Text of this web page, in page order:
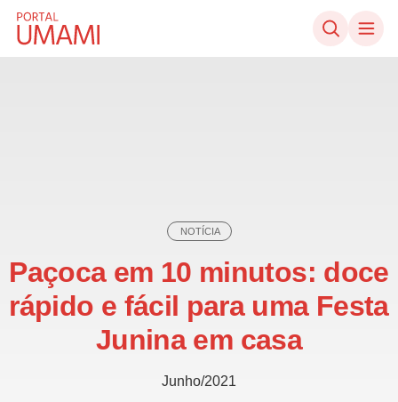
Ir direto ao conteúdo
NOTÍCIA
Paçoca em 10 minutos: doce
rápido e fácil para uma Festa
Junina em casa
Junho/2021